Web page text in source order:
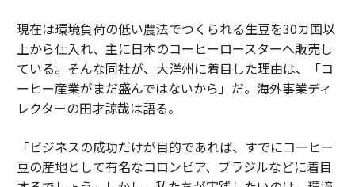
現在は環境負荷の低い農法でつくられる生豆を30カ国以
上から仕入れ、主に日本のコーヒーロースターへ販売し
ている。そんな同社が、大洋州に着目した理由は、「コ
ーヒー産業がまだ盛んではないから」だ。海外事業ディ
レクターの田才諒哉は語る。
「ビジネスの成功だけが目的であれば、すでにコーヒー
豆の産地として有名なコロンビア、ブラジルなどに着目